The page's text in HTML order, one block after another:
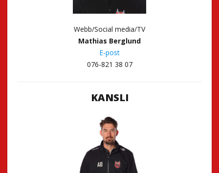
Webb/Social media/TV
Mathias Berglund
E-post
076-821 38 07
KANSLI